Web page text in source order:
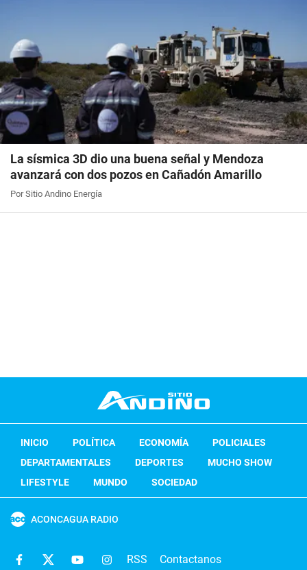
La sísmica 3D dio una buena señal y Mendoza
avanzará con dos pozos en Cañadón Amarillo
Por Sitio Andino Energía
INICIO POLÍTICA ECONOMÍA
POLICIALES
DEPARTAMENTALES
DEPORTES
MUCHO SHOW
LIFESTYLE
MUNDO SOCIEDAD
ACONCAGUA RADIO
RSS Contactanos